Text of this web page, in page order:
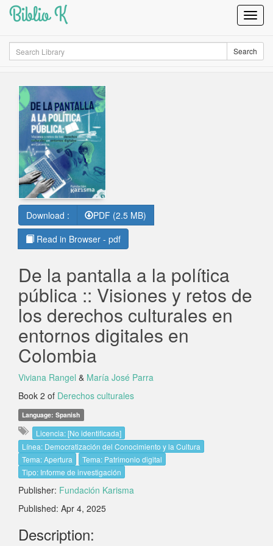
Biblio K
Search Search
Download :
PDF (2.5 MB)
Read in Browser - pdf
De la pantalla a la política
pública :: Visiones y retos de
los derechos culturales en
entornos digitales en
Colombia
Viviana Rangel & María José Parra
Book 2 of Derechos culturales
Language: Spanish
Licencia: [No identificada]
Línea: Democratización del Conocimiento y la Cultura
Tema: Apertura
Tema: Patrimonio digital
Tipo: Informe de investigación
Publisher: Fundación Karisma
Published: Apr 4, 2025
Description: